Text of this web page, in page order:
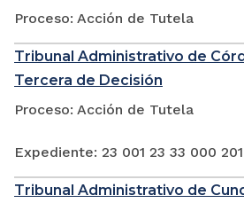
Proceso: Acción de Tutela
Tribunal Administrativo de
Tercera de Decisión
Proceso: Acción de Tutela
Expediente: 23 001 23 33 000
Tribunal Administrativo de